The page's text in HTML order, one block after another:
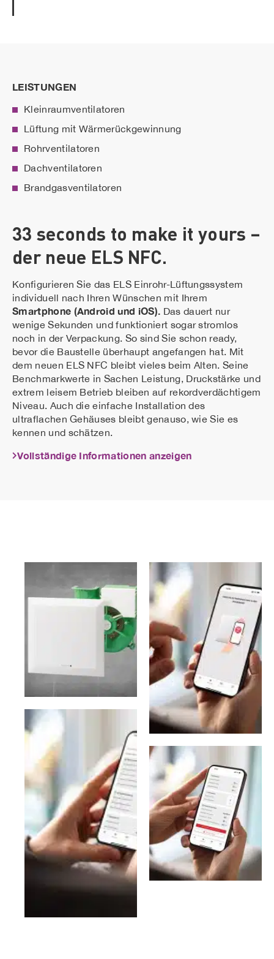
33 seconds to make it yours –
der neue ELS NFC.
Konfigurieren Sie das ELS Einrohr-Lüftungssystem
individuell nach Ihren Wünschen mit Ihrem
Smartphone (Android und iOS). Das dauert nur
wenigeSekunden und funktioniert sogar stromlos
noch in der Verpackung. So sind Sie schon ready,
bevor die Baustelle überhaupt angefangen hat. Mit
dem neuen ELS NFC bleibt vieles beim Alten. Seine
Benchmarkwerte in Sachen Leistung, Druckstärke und
extrem leisem Betrieb bleiben auf rekordverdächtigem
Niveau. Auch die einfache Installation des
ultraflachen Gehäuses bleibt genauso, wie Sie es
kennen und schätzen.
Vollständige Informationen anzeigen
LEISTUNGEN
Kleinraumventilatoren
Lüftung mit Wärmerückgewinnung
Rohrventilatoren
Dachventilatoren
Brandgasventilatoren